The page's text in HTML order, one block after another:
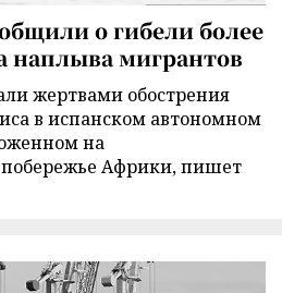
о гибели более
наплыва мигрантов
жертвами обострения
в испанском автономном
на
Африки, пишет